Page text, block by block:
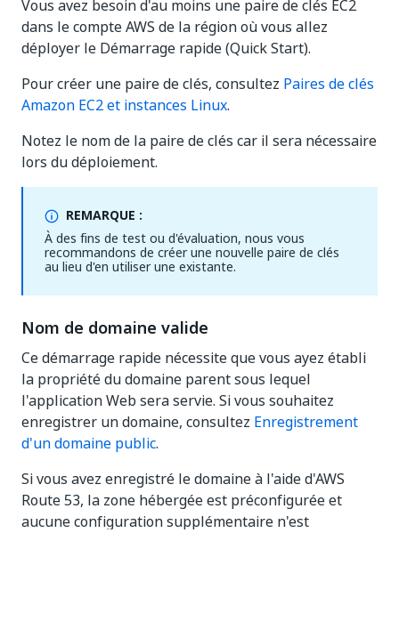
Vous avez besoin d'au moins une paire de clés EC2
dans le compte AWS de la région où vous allez
déployer le Démarrage rapide (Quick Start).
Pour créer une paire de clés, consultez Paires de clés
Amazon EC2 et instances Linux.
Notez le nom de la paire de clés car il sera nécessaire
lors du déploiement.
REMARQUE :
À des fins de test ou d'évaluation, nous vous
recommandons de créer une nouvelle paire de clés
au lieu d'en utiliser une existante.
Nom de domaine valide
Ce démarrage rapide nécessite que vous ayez établi
la propriété du domaine parent sous lequel
l'application Web sera servie. Si vous souhaitez
enregistrer un domaine, consultez Enregistrement
d'un domaine public.
Si vous avez enregistré le domaine à l'aide d'AWS
Route 53, la zone hébergée est préconfigurée et
aucune configuration supplémentaire n'est